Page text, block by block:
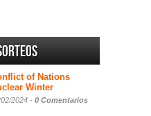
of Nations
Winter
2024 - 0 Comentarios